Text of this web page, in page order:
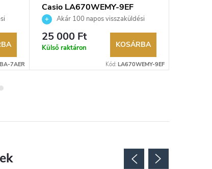
7AER
Casio LA670WEMY-9EF
karóraAkár 100 napos visszaküldési
lehetőség. Hivatalos márkakereskedő.
25 000 Ft
Külső raktáron KOSÁRBA
Kód: LA670WEMY-9EF